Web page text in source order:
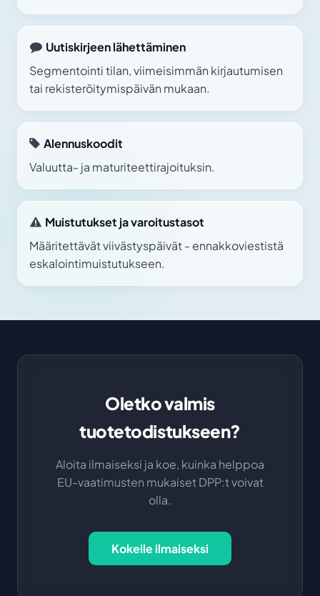
Uutiskirjeen lähettäminen
Segmentointi tilan, viimeisimmän kirjautumisen
tai rekisteröitymispäivän mukaan.
Alennuskoodit
Valuutta- ja maturiteettirajoituksin.
Muistutukset ja varoitustasot
Määritettävät viivästyspäivät - ennakkoviestistä
eskalointimuistutukseen.
Oletko valmis
tuotetodistukseen?
Aloita ilmaiseksi ja koe, kuinka helppoa
EU-vaatimusten mukaiset DPP:t voivat
olla.
Kokeile ilmaiseksi